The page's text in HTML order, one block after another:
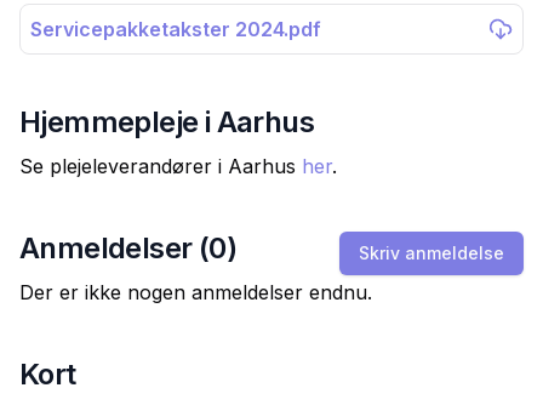
Servicepakketakster 2024.pdf
Hjemmepleje i Aarhus
Se plejeleverandører i Aarhus her.
Anmeldelser (0) Skriv anmeldelse
Der er ikke nogen anmeldelser endnu.
Kort